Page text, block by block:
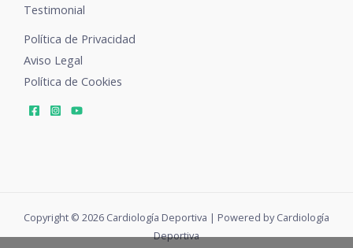
Testimonial
Política de Privacidad
Aviso Legal
Política de Cookies
Copyright © 2026 Cardiología Deportiva | Powered by Cardiología
Deportiva